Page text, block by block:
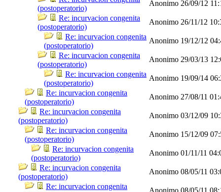
(postoperatorio)
Anonimo 26/09/12
Re: incurvacion congenita
(postoperatorio)
Anonimo 26/11/12
Re: incurvacion congenita
(postoperatorio)
Anonimo 19/12/12
Re: incurvacion congenita
(postoperatorio)
Anonimo 29/03/13
Re: incurvacion congenita
(postoperatorio)
Anonimo 19/09/14
Re: incurvacion congenita
(postoperatorio)
Anonimo 27/08/11
Re: incurvacion congenita
(postoperatorio)
Anonimo 03/12/09
Re: incurvacion congenita
(postoperatorio)
Anonimo 15/12/09
Re: incurvacion congenita
(postoperatorio)
Anonimo 01/11/11
Re: incurvacion congenita
(postoperatorio)
Anonimo 08/05/11
Re: incurvacion congenita
Anonimo 08/05/11